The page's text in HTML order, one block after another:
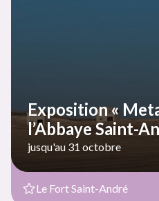
Exposition «
l’Abbaye Saint-
jusqu'au 31 octobre
Le Fort Saint-André